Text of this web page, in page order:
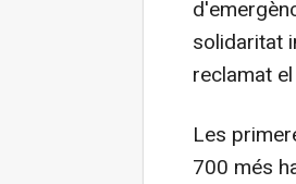
solidaritat
reclamat
Les
700 més